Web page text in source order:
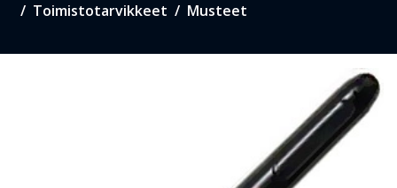
Toimistotarvikkeet Musteet